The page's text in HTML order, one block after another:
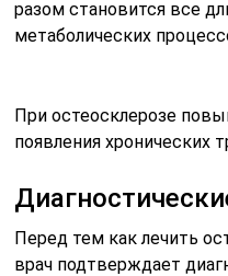
разом становится все
метаболических
При остеосклерозе
появления хронических
Перед тем как лечить
врач подтверждает